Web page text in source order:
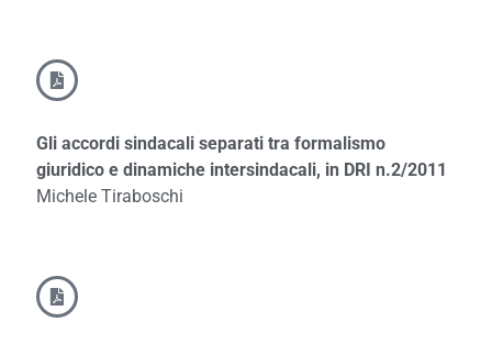
Gli accordi sindacali separati tra formalismo
giuridico e dinamiche intersindacali, in DRI n.2/2011
Michele Tiraboschi